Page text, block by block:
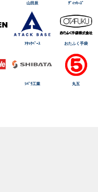
山田辰 ﾃﾞｨｯｷｰｽﾞ
ｱﾀｯｸﾍﾞｰｽ おたふく手袋
ｼﾊﾞﾗ工業 丸五